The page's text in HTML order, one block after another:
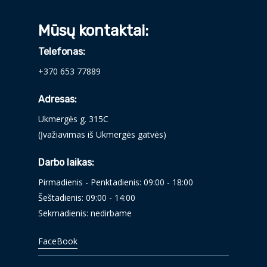
Mūsų kontaktai:
Telefonas:
+370 653 77889
Adresas:
Ukmergės g. 315C
(Įvažiavimas iš Ukmergės gatvės)
Darbo laikas:
Pirmadienis - Penktadienis: 09:00 - 18:00
Šeštadienis: 09:00 - 14:00
Sekmadienis: nedirbame
FaceBook